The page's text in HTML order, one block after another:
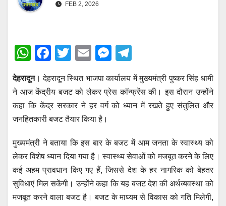
FEB 2, 2026
W
at
s
A
p
p
F
c
e
b
o
k
T
tt
er
E
ail
M
e
ss
e
er
el
e
gr
m
देहरादून। देहरादून स्थित भाजपा कार्यालय में मुख्यमंत्री पुष्कर सिंह धामी
ने आज केंद्रीय बजट को लेकर प्रेस कॉन्फ्रेंस की। इस दौरान उन्होंने
कहा कि केंद्र सरकार ने हर वर्ग को ध्यान में रखते हुए संतुलित और
जनहितकारी बजट तैयार किया है।
मुख्यमंत्री ने बताया कि इस बार के बजट में आम जनता के स्वास्थ्य को
लेकर विशेष ध्यान दिया गया है। स्वास्थ्य सेवाओं को मजबूत करने के लिए
कई अहम प्रावधान किए गए हैं, जिससे देश के हर नागरिक को बेहतर
सुविधाएं मिल सकेंगी। उन्होंने कहा कि यह बजट देश की अर्थव्यवस्था को
मजबूत करने वाला बजट है। बजट के माध्यम से विकास को गति मिलेगी,